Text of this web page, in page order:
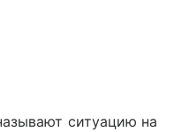
ситуацию на